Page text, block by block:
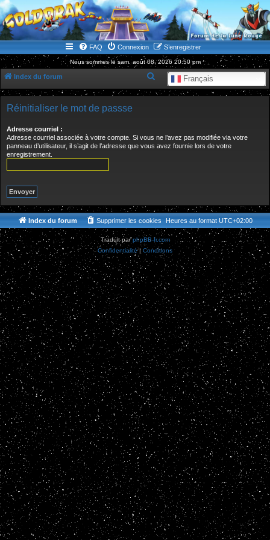
WWW.GOLDORAKGO.COM
le site de la Lune Rouge
FAQ Connexion S’enregistrer
Nous sommes le sam. août 08, 2026 20:50 pm
Index du forum Français
e
r
r
Réinitialiser le mot de passse
Adresse courriel :
Adresse courriel associée à votre compte. Si vous ne l’avez pas modifiée via votre
panneau d’utilisateur, il s’agit de l’adresse que vous avez fournie lors de votre
enregistrement.
Index du forum Heures au format UTC+02:00
Supprimer les cookies
Traduit parphpBB-fr.com
Confidentialité| Conditions